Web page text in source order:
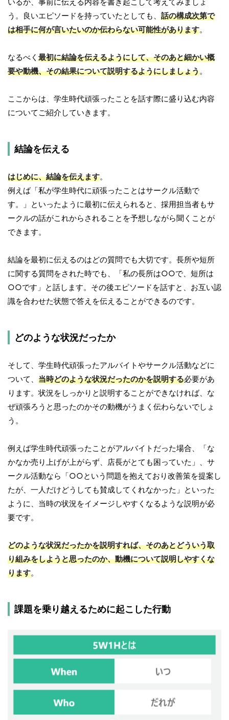
いるか、事前に伝える内容を書き起こして考えてみましょ
う。良いエピソードを持っていたとしても、 話の構成次第で
は相手に何が言いたいのか伝わらない可能性があります。
なるべく 最初に結論を伝えるようにして、そのあと細かい概
要や動機、その結果について説明するようにしましょう。
ここからは、学生時代頑張ったことを話す際に盛り込む内容
についてご紹介していきます。
結論を伝える
はじめに、結論を伝えます。
例えば「私が学生時代に頑張ったことはサークル活動で
す。」といったように最初に伝えられると、採用担当者もサ
ークルの話がこれからされることを予想しながら聞くことが
できます。
結論を最初に伝えるのはどの質問でも大切です。長所や短所
に関する質問をされた時でも、「私の長所は○○で、短所は
○○です」と話します。その後エピソードを話すと、お互い認
識を合わせた状態で答えを伝えることができるのです。
どのような状況だったか
そして、学生時代頑張ったアルバイトやサークル活動などに
ついて、 当時どのような状況だったのかを説明する必要があ
ります。状況をしっかりと説明することができなければ、な
ぜ頑張ろうと思ったのかその動機がうまく伝わらないでしょ
う。
例えば学生時代頑張ったことがアルバイトだった場合、「な
かなか売り上げが上がらず、店長がとても困っていた」、サ
ークル活動なら「○○という問題を抱えており改善策を提案し
たが、一人だけどうしても賛成してくれなかった」といった
ように、当時の状況をイメージしやすくなるような説明が必
要です。
どのような状況だったかを説明すれば、そのあとどういう取
り組みをしようと思ったのか、動機について説明しやすくな
ります。
課題を乗り越えるために起こした行動